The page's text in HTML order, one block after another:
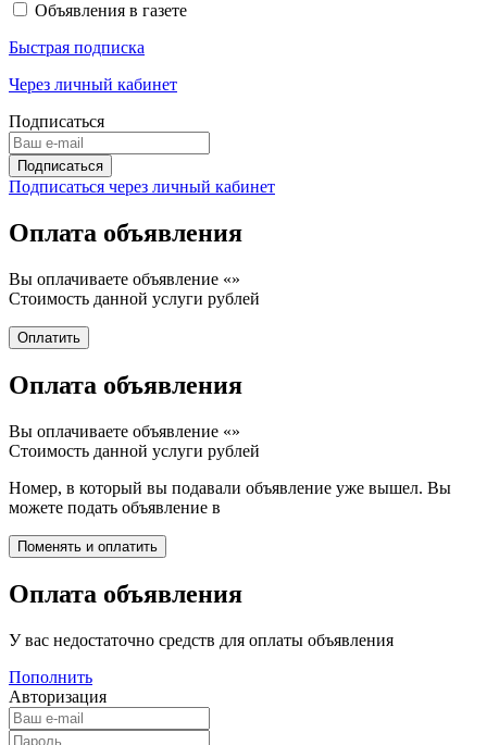
Объявления в газете
Быстрая подписка
Через личный кабинет
Подписаться
Подписаться через личный кабинет
Оплата объявления
Вы оплачиваете объявление «»
Стоимость данной услуги рублей
Оплата объявления
Вы оплачиваете объявление «»
Стоимость данной услуги рублей
Номер, в который вы подавали объявление уже вышел. Вы
можете подать объявление в
Оплата объявления
У вас недостаточно средств для оплаты объявления
Пополнить
Авторизация